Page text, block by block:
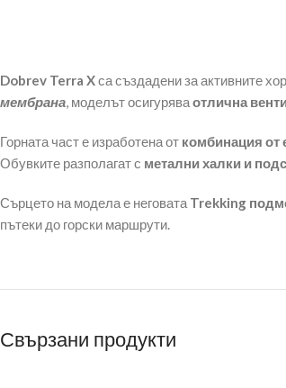
Dobrev Terra Xса създадени за активните
мембрана, моделът осигуряваотлична
Горната част е изработена от комбинация от
Обувките разполагат с метални халки и
Сърцето на модела е неговата Trekking
пътеки до горски маршрути.
Свързани продукти